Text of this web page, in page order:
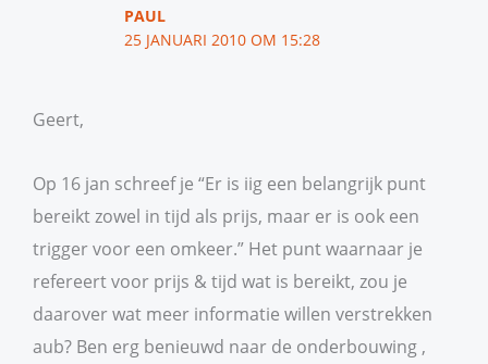
PAUL
25 JANUARI 2010 OM 15:28
Geert,
Op 16 jan schreef je “Er is iig een belangrijk punt
bereikt zowel in tijd als prijs, maar er is ook een
trigger voor een omkeer.” Het punt waarnaar je
refereert voor prijs & tijd wat is bereikt, zou je
daarover wat meer informatie willen verstrekken
aub? Ben erg benieuwd naar de onderbouwing ,